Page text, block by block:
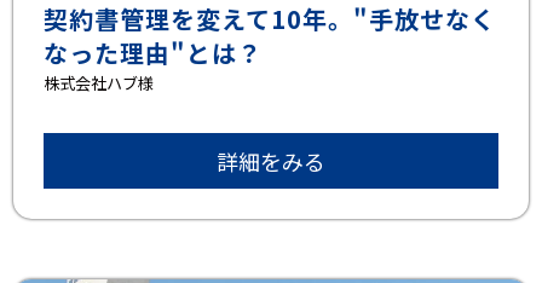
契約書管理を変えて10年。"手放せなく
なった理由"とは？
株式会社ハブ様
詳細をみる